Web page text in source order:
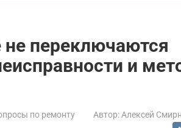
переключаются
и
по ремонту Автор: Алексей